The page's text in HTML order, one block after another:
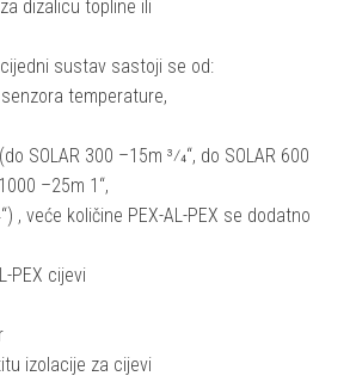
dizalicu topline ili
sustav sastoji se od:
temperature,
SOLAR 300 –15m 3⁄4“, do SOLAR 600
–25m 1“,
, veće količine PEX-AL-PEX se dodatno
PEX cijevi
izolacije za cijevi